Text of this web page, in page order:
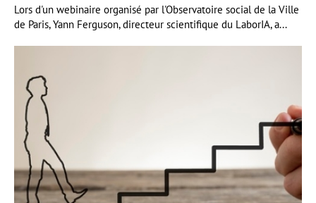
Lors d'un webinaire organisé par l'Observatoire social de la Ville
de Paris, Yann Ferguson, directeur scientifique du LaborIA, a...